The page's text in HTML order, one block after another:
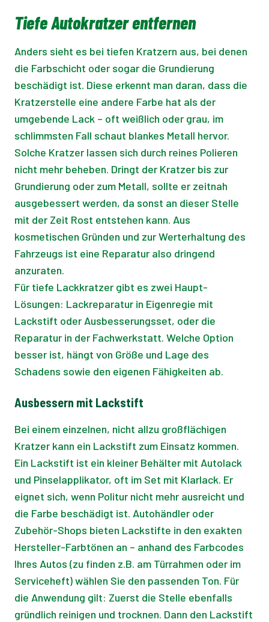
Tiefe Autokratzer entfernen
Anders sieht es bei tiefen Kratzern aus, bei denen
die Farbschicht oder sogar die Grundierung
beschädigt ist. Diese erkennt man daran, dass die
Kratzerstelle eine andere Farbe hat als der
umgebende Lack – oft weißlich oder grau, im
schlimmsten Fall schaut blankes Metall hervor.
Solche Kratzer lassen sich durch reines Polieren
nicht mehr beheben. Dringt der Kratzer bis zur
Grundierung oder zum Metall, sollte er zeitnah
ausgebessert werden, da sonst an dieser Stelle
mit der Zeit Rost entstehen kann. Aus
kosmetischen Gründen und zur Werterhaltung des
Fahrzeugs ist eine Reparatur also dringend
anzuraten.
Für tiefe Lackkratzer gibt es zwei Haupt-
Lösungen: Lackreparatur in Eigenregie mit
Lackstift oder Ausbesserungsset, oder die
Reparatur in der Fachwerkstatt. Welche Option
besser ist, hängt von Größe und Lage des
Schadens sowie den eigenen Fähigkeiten ab.
Ausbessern mit Lackstift
Bei einem einzelnen, nicht allzu großflächigen
Kratzer kann ein Lackstift zum Einsatz kommen.
Ein Lackstift ist ein kleiner Behälter mit Autolack
und Pinselapplikator, oft im Set mit Klarlack. Er
eignet sich, wenn Politur nicht mehr ausreicht und
die Farbe beschädigt ist. Autohändler oder
Zubehör-Shops bieten Lackstifte in den exakten
Hersteller-Farbtönen an – anhand des Farbcodes
Ihres Autos (zu finden z.B. am Türrahmen oder im
Serviceheft) wählen Sie den passenden Ton. Für
die Anwendung gilt: Zuerst die Stelle ebenfalls
gründlich reinigen und trocknen. Dann den Lackstift